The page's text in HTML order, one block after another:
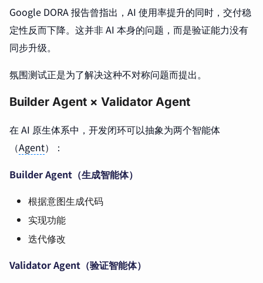
Google DORA 报告曾指出，AI 使用率提升的同时，交付稳
定性反而下降。这并非 AI 本身的问题，而是验证能力没有
同步升级。
氛围测试正是为了解决这种不对称问题而提出。
Builder Agent × Validator Agent
在 AI 原生体系中，开发闭环可以抽象为两个智能体
（Agent）：
Builder Agent（生成智能体）
根据意图生成代码
实现功能
迭代修改
Validator Agent（验证智能体）